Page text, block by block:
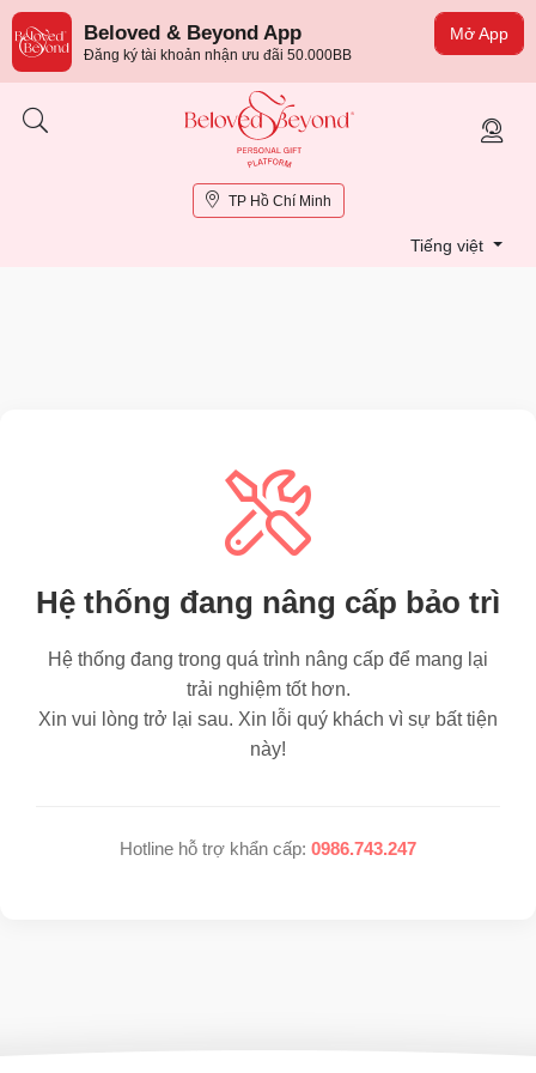
Mở App
Beloved & Beyond App
Đăng ký tài khoản nhận ưu đãi 50.000BB
TP Hồ Chí Minh
Tiếng việt
Hệ thống đang nâng cấp bảo trì
Hệ thống đang trong quá trình nâng cấp để mang lại
trải nghiệm tốt hơn.
Xin vui lòng trở lại sau. Xin lỗi quý khách vì sự bất tiện
này!
Hotline hỗ trợ khẩn cấp: 0986.743.247